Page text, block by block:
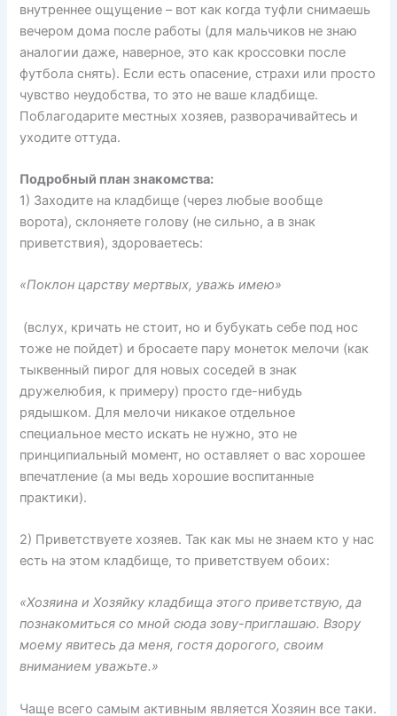
внутреннее ощущение – вот как когда туфли снимаешь
вечером дома после работы (для мальчиков не знаю
аналогии даже, наверное, это как кроссовки после
футбола снять). Если есть опасение, страхи или просто
чувство неудобства, то это не ваше кладбище.
Поблагодарите местных хозяев, разворачивайтесь и
уходите оттуда.
Подробный план знакомства:
1) Заходите на кладбище (через любые вообще
ворота), склоняете голову (не сильно, а в знак
приветствия), здороваетесь:
«Поклон царству мертвых, уважь имею»
(вслух, кричать не стоит, но и бубукать себе под нос
тоже не пойдет) и бросаете пару монеток мелочи (как
тыквенный пирог для новых соседей в знак
дружелюбия, к примеру) просто где-нибудь
рядышком. Для мелочи никакое отдельное
специальное место искать не нужно, это не
принципиальный момент, но оставляет о вас хорошее
впечатление (а мы ведь хорошие воспитанные
практики).
2) Приветствуете хозяев. Так как мы не знаем кто у нас
есть на этом кладбище, то приветствуем обоих:
«Хозяина и Хозяйку кладбища этого приветствую, да
познакомиться со мной сюда зову-приглашаю. Взору
моему явитесь да меня, гостя дорогого, своим
вниманием уважьте.»
Чаще всего самым активным является Хозяин все таки.